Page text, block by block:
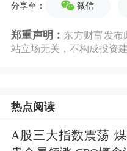
式的交易协议，
论证中。本次交
从企查查穿透股
分享至： 微信
郑重声明： 东方财富发布
站立场无关，不构成投资
热点阅读
A股三大指数震荡 煤